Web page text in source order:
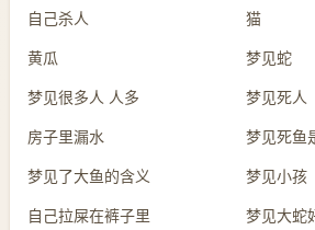
自己杀人 猫
黄瓜 梦见蛇
梦见很多人 人多 梦见死人
房子里漏水 梦见死鱼
梦见了大鱼的含义 梦见小孩
自己拉屎在裤子里 梦见大蛇